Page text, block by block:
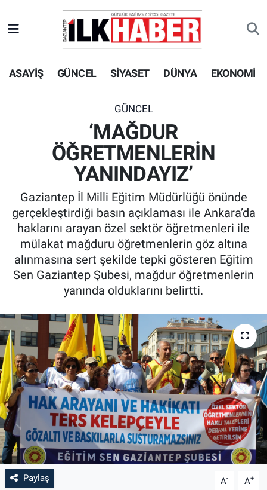
ASAYİŞ GÜNCEL SİYASET DÜNYA EKONOMİ
GÜNCEL
‘MAĞDUR
ÖĞRETMENLERİN
YANINDAYIZ’
Gaziantep İl Milli Eğitim Müdürlüğü önünde
gerçekleştirdiği basın açıklaması ile Ankara’da
haklarını arayan özel sektör öğretmenleri ile
mülakat mağduru öğretmenlerin göz altına
alınmasına sert şekilde tepki gösteren Eğitim
Sen Gaziantep Şubesi, mağdur öğretmenlerin
yanında olduklarını belirtti.
Paylaş A- A+
EKONOMİ
SİYASET
TEKNOLOJİ
ASAYİŞ
EĞİTİM
KÜLTÜR - SANAT
Beyoğlu Hava Durumu
Beyoğlu Trafik Yoğunluk Haritası
Süper Lig Puan Durumu ve Fikstür
Tüm Manşetler
Son Dakika Haberleri
Haber Arşivi